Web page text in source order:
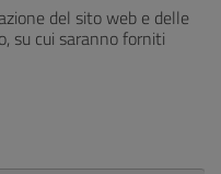
del sito web e delle
su cui saranno forniti